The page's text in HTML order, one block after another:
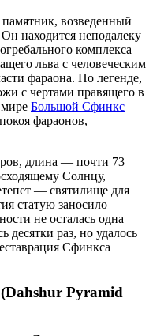
возведенный
находится неподалеку
комплекса
льва с человеческим
фараона. По легенде,
с чертами правящего в
Большой Сфинкс —
фараонов,
длина — почти 73
Солнцу,
— святилище для
статую заносило
не осталась одна
десятки раз, но удалось
Сфинкса
Pyramid